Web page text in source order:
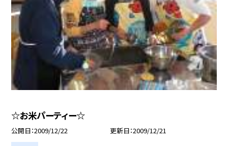
☆お米パーティー☆
公開日 2009/12/22 更新日 2009/12/21